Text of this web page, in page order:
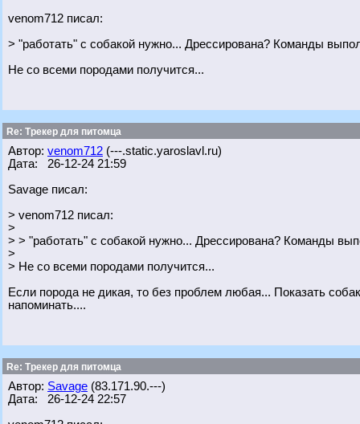
venom712 писал:
> "работать" с собакой нужно... Дрессирована? Команды
Не со всеми породами получится...
Re: Трекер для питомца
Автор: venom712 (---.static.yaroslavl.ru)
Дата: 26-12-24 21:59
Savage писал:
> venom712 писал:
>
> > "работать" с собакой нужно... Дрессирована? Команды
>
> Не со всеми породами получится...
Если порода не дикая, то без проблем любая... Показать
напоминать....
Re: Трекер для питомца
Автор: Savage (83.171.90.---)
Дата: 26-12-24 22:57